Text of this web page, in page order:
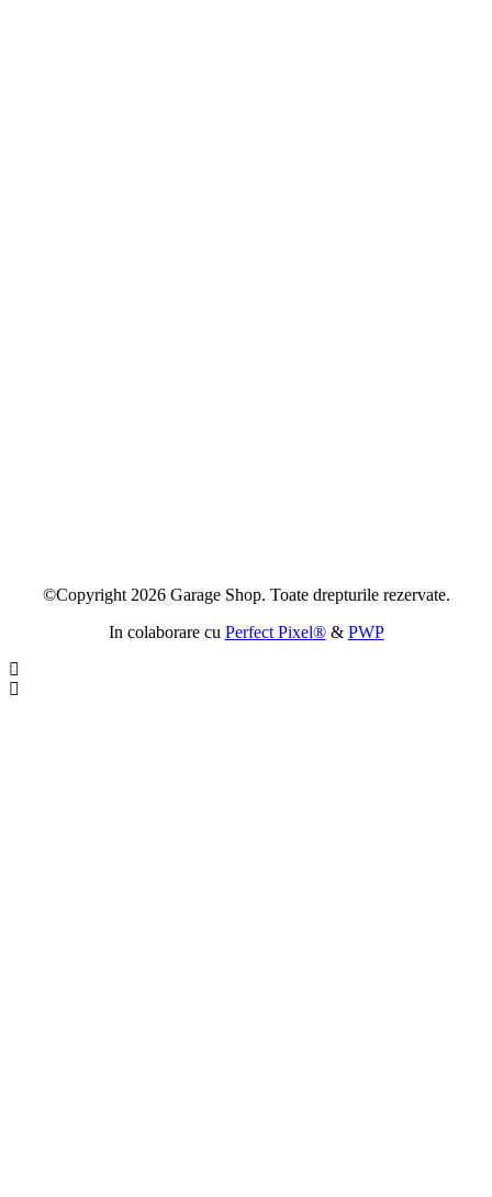
©Copyright 2026 Garage Shop. Toate drepturile rezervate.
In colaborare cu Perfect Pixel®& PWP